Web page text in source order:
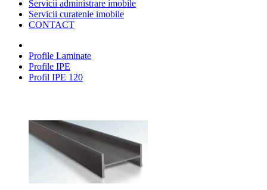
Servicii administrare imobile
Servicii curatenie imobile
CONTACT
Profile Laminate
Profile IPE
Profil IPE 120